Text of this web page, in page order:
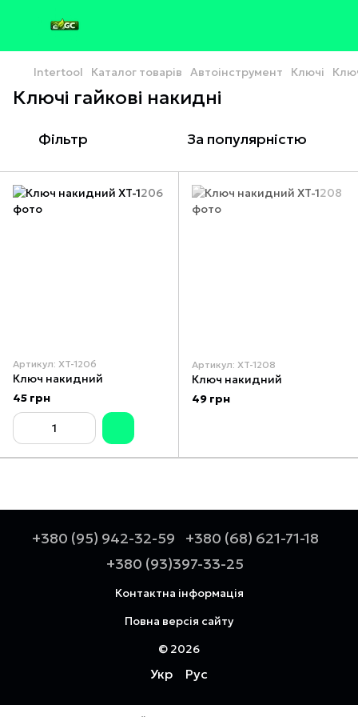
Intertool Каталог товарів Автоінструмент Ключі
Ключі гайкові накидні
Фільтр За популярністю
Артикул: XT-1206
Ключ накидний
45 грн
Артикул: XT-1208
Ключ накидний
49 грн
+380 (95) 942-32-59
+380 (68) 621-71-18
+380 (93)397-33-25
Контактна інформація
Повна версія сайту
© 2026
Укр Рус